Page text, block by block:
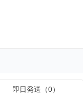
即日発送（0）